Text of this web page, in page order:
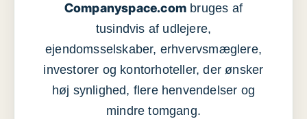
Companyspace.com bruges af
tusindvis af udlejere,
ejendomsselskaber, erhvervsmæglere,
investorer og kontorhoteller, der ønsker
høj synlighed, flere henvendelser og
mindre tomgang.